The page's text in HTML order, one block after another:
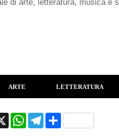
ARTE LETTERATURA
X
W
T
S
h